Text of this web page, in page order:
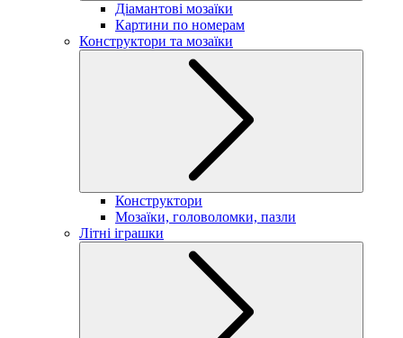
Діамантові мозаїки
Картини по номерам
Конструктори та мозаїки
Конструктори
Мозаїки, головоломки, пазли
Літні іграшки